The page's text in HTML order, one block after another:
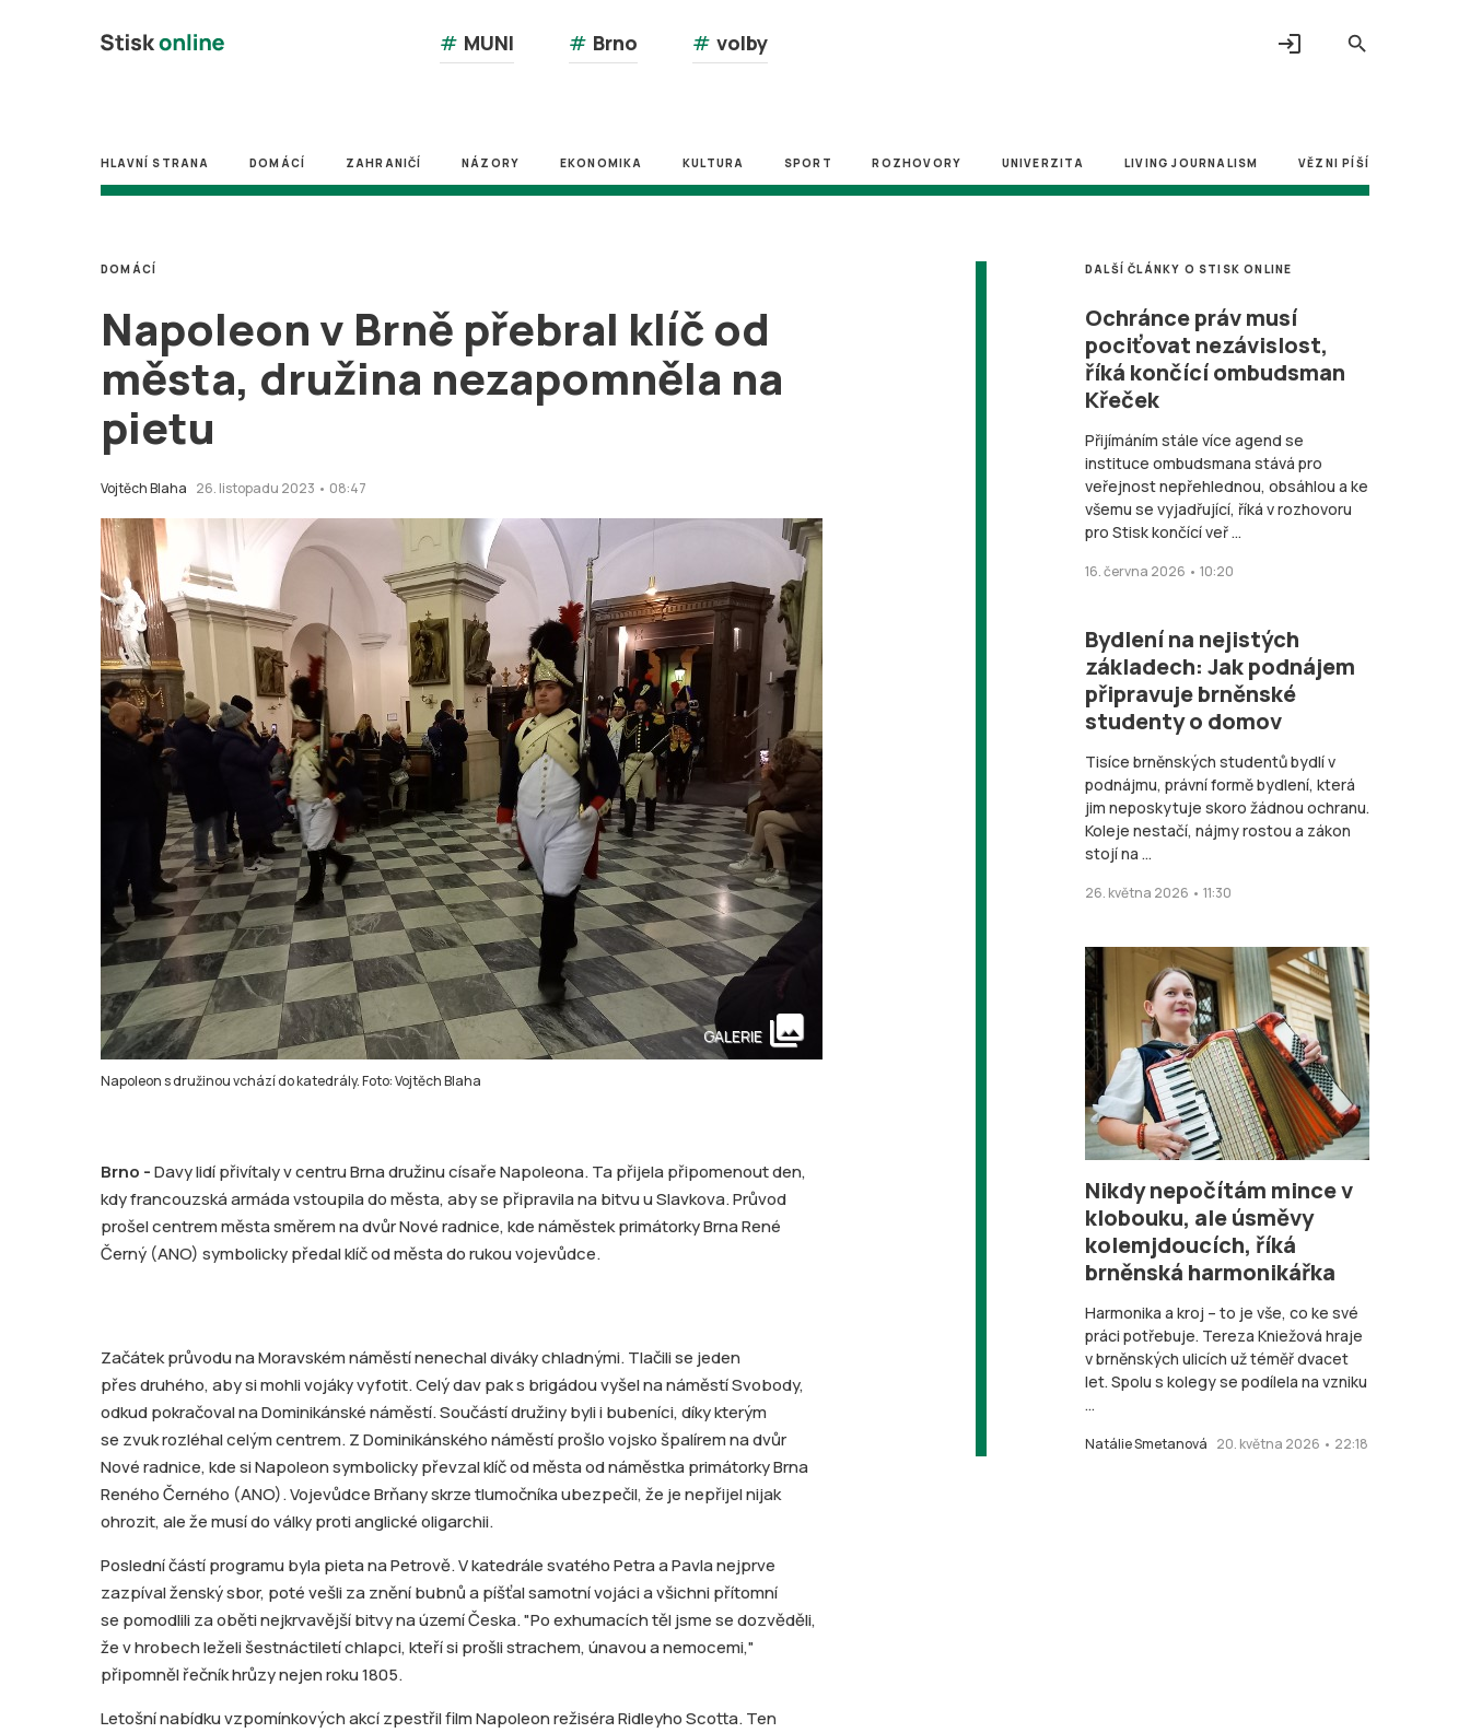
search
# MUNI # Brno # volby login
HLAVNÍ STRANA DOMÁCÍ ZAHRANIČÍ NÁZORY EKONOMIKA KULTURA SPORT ROZHOVORY UNIVERZITA LIVING JOURNALISM VĚZNI PÍŠÍ
Napoleon v Brně přebral klíč od
města, družina nezapomněla na
pietu
Vojtěch Blaha 26. listopadu 2023 • 08:47
DOMÁCÍ
Napoleon s družinou vchází do katedrály. Foto: Vojtěch Blaha
GALERIE collections
Brno -Davy lidí přivítaly v centru Brna družinu císaře Napoleona. Ta přijela připomenout den,
kdy francouzská armáda vstoupila do města, aby se připravila na bitvu u Slavkova. Průvod
prošel centrem města směrem na dvůr Nové radnice, kde náměstek primátorky Brna René
Černý (ANO) symbolicky předal klíč od města do rukou vojevůdce.
Začátek průvodu na Moravském náměstí nenechal diváky chladnými. Tlačili se jeden
přes druhého, aby si mohli vojáky vyfotit. Celý dav pak s brigádou vyšel na náměstí Svobody,
odkud pokračoval na Dominikánské náměstí. Součástí družiny byli i bubeníci, díky kterým
se zvuk rozléhal celým centrem. Z Dominikánského náměstí prošlo vojsko špalírem na dvůr
Nové radnice, kde si Napoleon symbolicky převzal klíč od města od náměstka primátorky Brna
Reného Černého (ANO). Vojevůdce Brňany skrze tlumočníka ubezpečil, že je nepřijel nijak
ohrozit, ale že musí do války proti anglické oligarchii.
Poslední částí programu byla pieta na Petrově. V katedrále svatého Petra a Pavla nejprve
zazpíval ženský sbor, poté vešli za znění bubnů a píšťal samotní vojáci a všichni přítomní
se pomodlili za oběti nejkrvavější bitvy na území Česka. "Po exhumacích těl jsme se dozvěděli,
že v hrobech leželi šestnáctiletí chlapci, kteří si prošli strachem, únavou a nemocemi,"
připomněl řečník hrůzy nejen roku 1805.
Letošní nabídku vzpomínkových akcí zpestřil film Napoleon režiséra Ridleyho Scotta. Ten
DALŠÍ ČLÁNKY O STISK ONLINE
Ochránce práv musí
pociťovat nezávislost,
říká končící ombudsman
Křeček
Přijímáním stále více agend se
instituce ombudsmana stává pro
veřejnost nepřehlednou, obsáhlou a ke
všemu se vyjadřující, říká v rozhovoru
pro Stisk končící veř ...
16. června 2026 • 10:20
Bydlení na nejistých
základech: Jak podnájem
připravuje brněnské
studenty o domov
Tisíce brněnských studentů bydlí v
podnájmu, právní formě bydlení, která
jim neposkytuje skoro žádnou ochranu.
Koleje nestačí, nájmy rostou a zákon
stojí na ...
26. května 2026 • 11:30
Nikdy nepočítám mince v
klobouku, ale úsměvy
kolemjdoucích, říká
brněnská harmonikářka
Harmonika a kroj – to je vše, co ke své
práci potřebuje. Tereza Kniežová hraje
v brněnských ulicích už téměř dvacet
let. Spolu s kolegy se podílela na vzniku
...
Natálie Smetanová 20. května 2026 • 22:18